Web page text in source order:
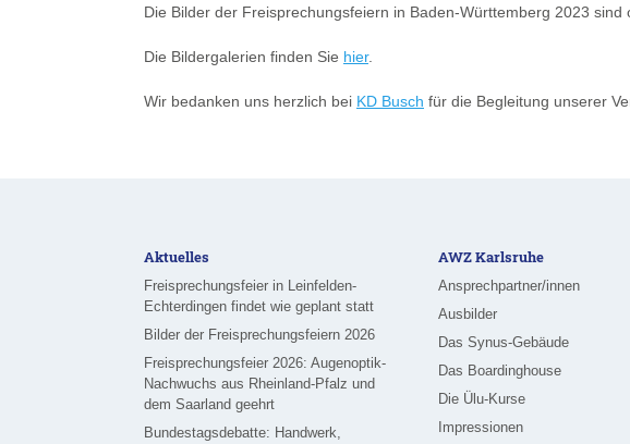
Die Bilder der Freisprechungsfeiern in Baden-Württemberg 2023 sind
Die Bildergalerien finden Sie hier.
Wir bedanken uns herzlich bei KD Busch für die Begleitung unserer
Aktuelles
Freisprechungsfeier in Leinfelden-
Echterdingen findet wie geplant statt
Bilder der Freisprechungsfeiern 2026
Freisprechungsfeier 2026: Augenoptik-
Nachwuchs aus Rheinland-Pfalz und
dem Saarland geehrt
Bundestagsdebatte: Handwerk,
AWZ Karlsruhe
Ansprechpartner/innen
Ausbilder
Das Synus-Gebäude
Das Boardinghouse
Die Ülu-Kurse
Impressionen